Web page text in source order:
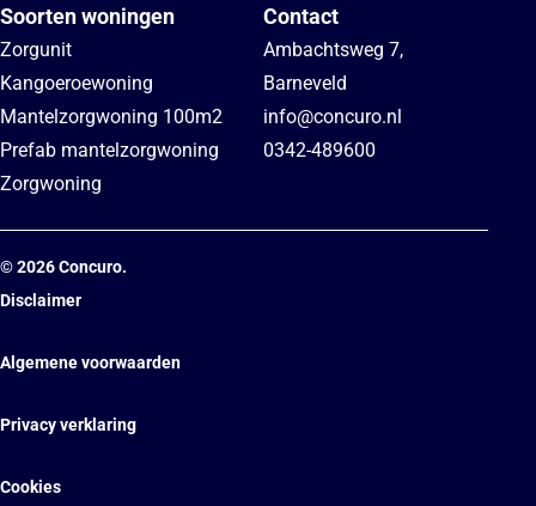
Soorten woningen
Zorgunit
Kangoeroewoning
Mantelzorgwoning 100m2
Prefab mantelzorgwoning
Zorgwoning
Contact
Ambachtsweg 7,
Barneveld
info@concuro.nl
0342-489600
©2026Concuro.
Disclaimer
Algemene voorwaarden
Privacy verklaring
Cookies